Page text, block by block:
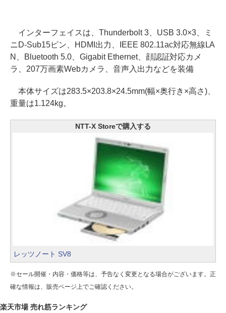
インターフェイスは、Thunderbolt 3、USB 3.0×3、ミ
ニD-Sub15ピン、HDMI出力、IEEE 802.11ac対応無線LA
N、Bluetooth 5.0、Gigabit Ethernet、顔認証対応カメ
ラ、207万画素Webカメラ、音声入出力などを装備
本体サイズは283.5×203.8×24.5mm(幅×奥行き×高さ)、
重量は1.124kg。
NTT-X Storeで購入する
レッツノート SV8
※セール開催・内容・価格等は、予告なく変更となる場合がございます。正
確な情報は、販売ページ上でご確認ください。
楽天市場 売れ筋ランキング